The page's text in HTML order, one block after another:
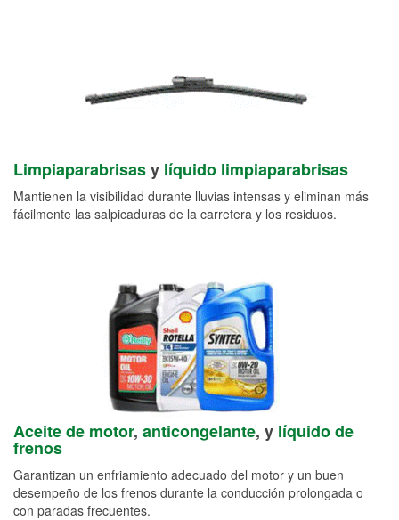
Limpiaparabrisasy líquido limpiaparabrisas
Mantienen la visibilidad durante lluvias intensas y eliminan más
fácilmente las salpicaduras de la carretera y los residuos.
Aceite de motor, anticongelante, y líquido de
frenos
Garantizan un enfriamiento adecuado del motor y un buen
desempeño de los frenos durante la conducción prolongada o
con paradas frecuentes.